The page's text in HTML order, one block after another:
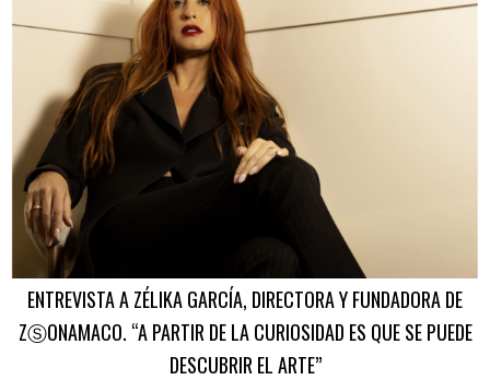
ENTREVISTA A ZÉLIKA GARCÍA, DIRECTORA Y FUNDADORA DE
ZⓈONAMACO. “A PARTIR DE LA CURIOSIDAD ES QUE SE PUEDE
DESCUBRIR EL ARTE”